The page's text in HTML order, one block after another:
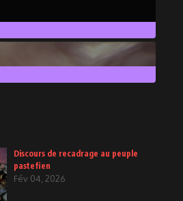
6Posts
Discours de recadrage au peuple
pastefien
Fév 04, 2026